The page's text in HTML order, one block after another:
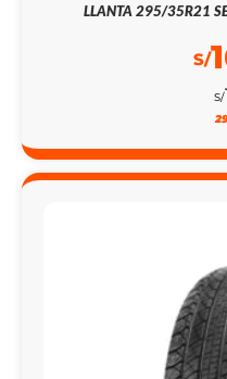
LLANTA 295/35R21
S/
S/